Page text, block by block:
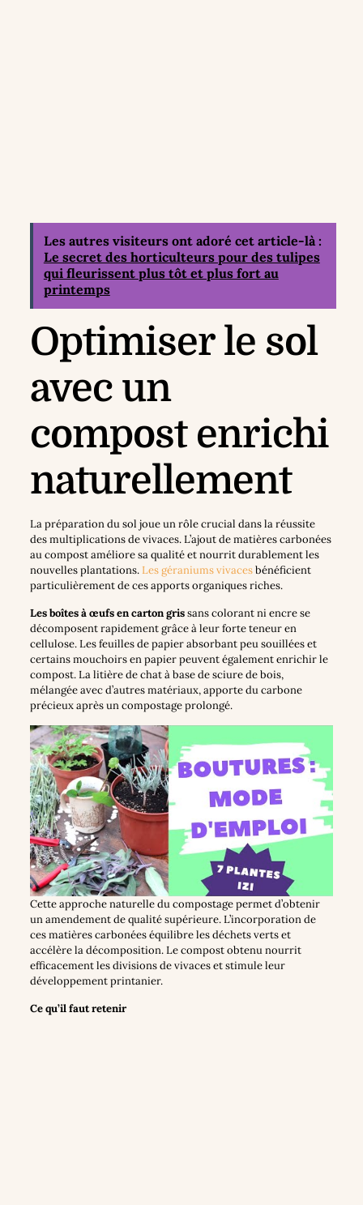
Les autres visiteurs ont adoré cet article-là :
Le secret des horticulteurs pour des tulipes
qui fleurissent plus tôt et plus fort au
printemps
Optimiser le sol
avec un
compost enrichi
naturellement
La préparation du sol joue un rôle crucial dans la réussite
des multiplications de vivaces. L’ajout de matières carbonées
au compost améliore sa qualité et nourrit durablement les
nouvelles plantations. Les géraniums vivacesbénéficient
particulièrement de ces apports organiques riches.
Les boîtes à œufs en carton grissans colorant ni encre se
décomposent rapidement grâce à leur forte teneur en
cellulose. Les feuilles de papier absorbant peu souillées et
certains mouchoirs en papier peuvent également enrichir le
compost. La litière de chat à base de sciure de bois,
mélangée avec d’autres matériaux, apporte du carbone
précieux après un compostage prolongé.
Cette approche naturelle du compostage permet d’obtenir
un amendement de qualité supérieure. L’incorporation de
ces matières carbonées équilibre les déchets verts et
accélère la décomposition. Le compost obtenu nourrit
efficacement les divisions de vivaces et stimule leur
développement printanier.
Ce qu’il faut retenir